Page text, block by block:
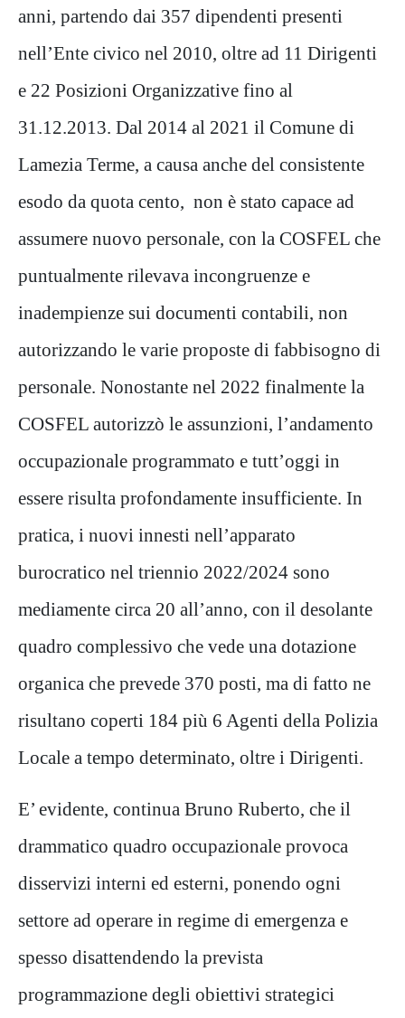
anni, partendo dai 357 dipendenti presenti
nell’Ente civico nel 2010, oltre ad 11 Dirigenti
e 22 Posizioni Organizzative fino al
31.12.2013. Dal 2014 al 2021 il Comune di
Lamezia Terme, a causa anche del consistente
esodo da quota cento, non è stato capace ad
assumere nuovo personale, con la COSFEL che
puntualmente rilevava incongruenze e
inadempienze sui documenti contabili, non
autorizzando le varie proposte di fabbisogno di
personale. Nonostante nel 2022 finalmente la
COSFEL autorizzò le assunzioni, l’andamento
occupazionale programmato e tutt’oggi in
essere risulta profondamente insufficiente. In
pratica, i nuovi innesti nell’apparato
burocratico nel triennio 2022/2024 sono
mediamente circa 20 all’anno, con il desolante
quadro complessivo che vede una dotazione
organica che prevede 370 posti, ma di fatto ne
risultano coperti 184 più 6 Agenti della Polizia
Locale a tempo determinato, oltre i Dirigenti.
E’ evidente, continua Bruno Ruberto, che il
drammatico quadro occupazionale provoca
disservizi interni ed esterni, ponendo ogni
settore ad operare in regime di emergenza e
spesso disattendendo la prevista
programmazione degli obiettivi strategici